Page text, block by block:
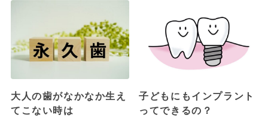
大人の歯がなかなか生え
てこない時は
子どもにもインプラント
ってできるの？